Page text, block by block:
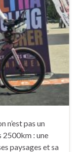
n’est pas un
2500km : une
paysages et sa